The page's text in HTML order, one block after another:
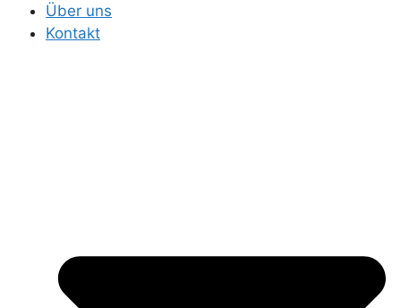
Über uns
Kontakt